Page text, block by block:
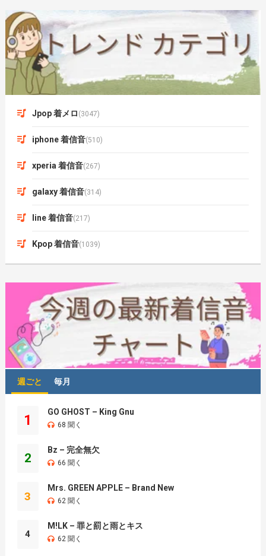
Jpop 着メロ (3047)
iphone 着信音(510)
xperia 着信音(267)
galaxy 着信音(314)
line 着信音(217)
Kpop 着信音(1039)
週ごと 毎月
1
GO GHOST – King Gnu
68 聞く
2
Bz – 完全無欠
66 聞く
3
Mrs. GREEN APPLE – Brand New
62 聞く
4
M!LK – 罪と罰と雨とキス
62 聞く